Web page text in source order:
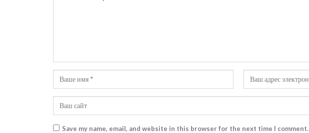
Save my name, email, and website in this browser for the next time I comment.